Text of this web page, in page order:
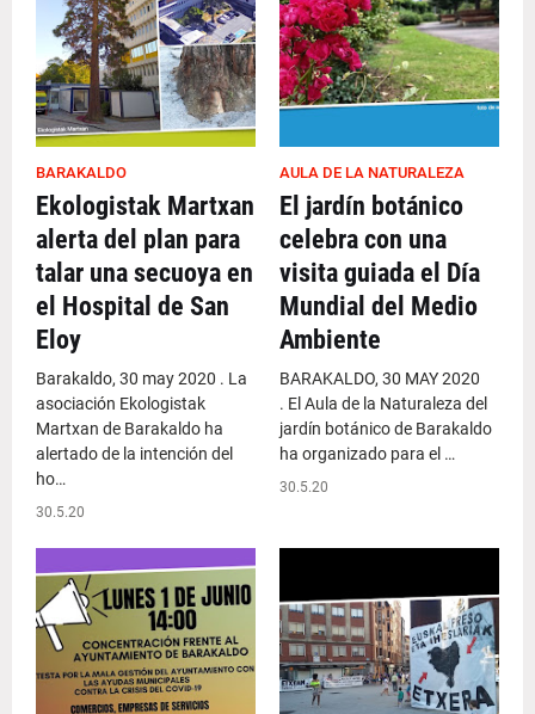
BARAKALDO
Ekologistak Martxan
alerta del plan para
talar una secuoya en
el Hospital de San
Eloy
Barakaldo, 30 may 2020 . La
asociación Ekologistak
Martxan de Barakaldo ha
alertado de la intención del
ho…
30.5.20
AULA DE LA NATURALEZA
El jardín botánico
celebra con una
visita guiada el Día
Mundial del Medio
Ambiente
BARAKALDO, 30 MAY 2020
. El Aula de la Naturaleza del
jardín botánico de Barakaldo
ha organizado para el …
30.5.20